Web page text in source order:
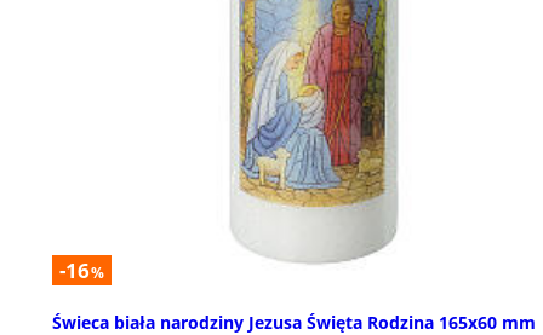
-16%
Świeca biała narodziny Jezusa Święta Rodzina 165x60 mm